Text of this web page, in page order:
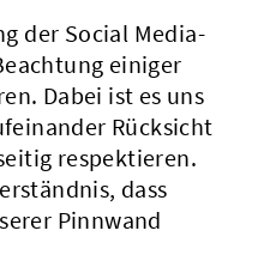
der Social Media-
einiger
Dabei ist es uns
Rücksicht
respektieren.
dass
Pinnwand